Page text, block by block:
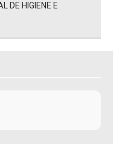
DE HIGIENE E